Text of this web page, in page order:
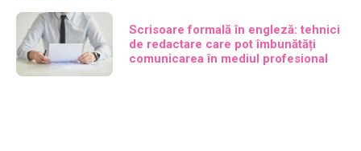
Scrisoare formală în engleză: tehnici
de redactare care pot îmbunătăți
comunicarea în mediul profesional